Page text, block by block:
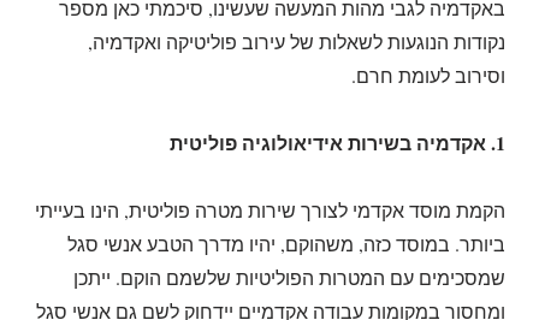
באקדמיה לגבי מהות המעשה שעשינו, סיכמתי כאן מספר
נקודות הנוגעות לשאלות של עירוב פוליטיקה ואקדמיה,
וסירוב לעומת חרם.
1. אקדמיה בשירות אידיאולוגיה פוליטית
הקמת מוסד אקדמי לצורך שירות מטרה פוליטית, הינו בעייתי
ביותר. במוסד כזה, משהוקם, יהיו מדרך הטבע אנשי סגל
שמסכימים עם המטרות הפוליטיות שלשמם הוקם. ייתכן
ומחסור במקומות עבודה אקדמיים יידחוק לשם גם אנשי סגל